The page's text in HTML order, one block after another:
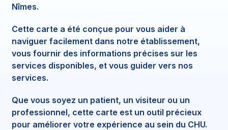
Nîmes.
Cette carte a été conçue pour vous aider à
naviguer facilement dans notre établissement,
vous fournir des informations précises sur les
services disponibles, et vous guider vers nos
services.
Que vous soyez un patient, un visiteur ou un
professionnel, cette carte est un outil précieux
pour améliorer votre expérience au sein du CHU.